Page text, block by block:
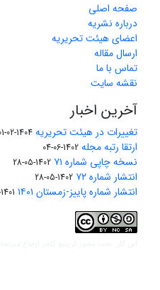
صفحه اصلی
درباره نشریه
اعضای هیئت تحریریه
ارسال مقاله
تماس با ما
نقشه سایت
آخرین اخبار
تغییرات در هیئت تحریریه 1404-02-01
ارتقا رتبه مجله 1402-06-04
نسخه چاپی شماره ۷۱ 1402-05-28
انتشار شماره ۷۲ 1402-05-28
انتشار شماره پاییز-زمستان ۱۴۰۱ 1401-12-04